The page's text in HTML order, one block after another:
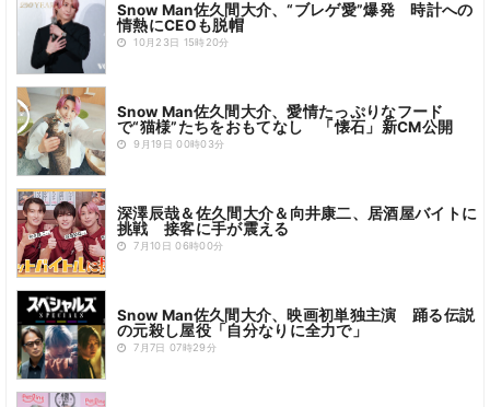
Snow Man佐久間大介、“ブレゲ愛”爆発 時計への
情熱にCEOも脱帽
10月23日 15時20分
Snow Man佐久間大介、愛情たっぷりなフード
で“猫様”たちをおもてなし 「懐石」新CM公開
9月19日 00時03分
深澤辰哉＆佐久間大介＆向井康二、居酒屋バイトに
挑戦 接客に手が震える
7月10日 06時00分
Snow Man佐久間大介、映画初単独主演 踊る伝説
の元殺し屋役「自分なりに全力で」
7月7日 07時29分